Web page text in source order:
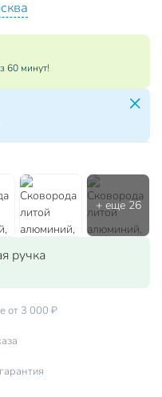
60 минут!
часа
ручка
от 3 000 ₽